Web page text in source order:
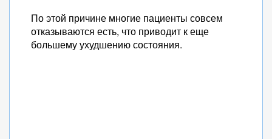
По этой причине многие пациенты совсем
отказываются есть, что приводит к еще
большему ухудшению состояния.